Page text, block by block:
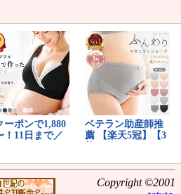
Copyright ©2001